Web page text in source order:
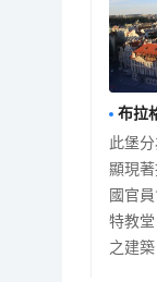
布拉
此堡
顯現
國官
特教
之建